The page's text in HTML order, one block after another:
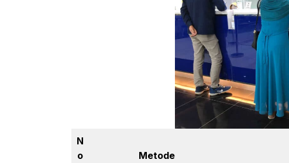
N
o
Metode